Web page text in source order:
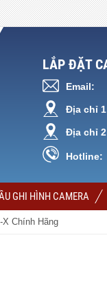
LẮP ĐẶT
Email:
Địa chỉ
Địa chỉ
Hotline:
GHI HÌNH CAMERA
X Chính Hãng